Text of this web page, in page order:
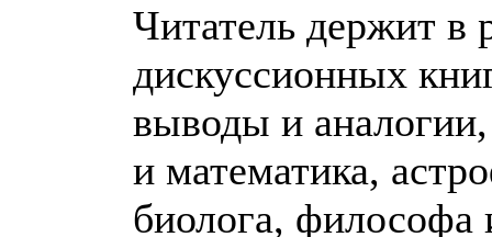
Читатель держит в
дискуссионных
выводы и
и математика,
биолога, философа